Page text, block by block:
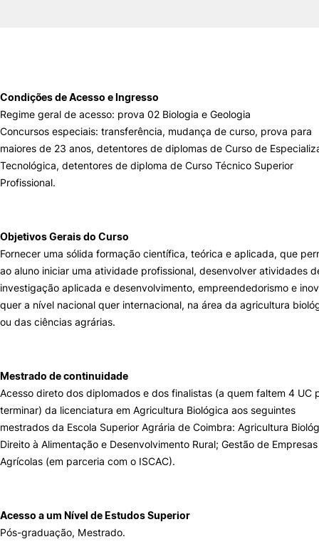
©2026 Instituto Politécnico de Coimbra. Todos os direitos reservados.
Condições de Acesso e Ingresso
Regime geral de acesso: prova 02 Biologia e Geologia
Concursos especiais: transferência, mudança de curso, prova para
maiores de 23 anos, detentores de diplomas de Curso de
Tecnológica, detentores de diploma de Curso Técnico Superior
Profissional.
Objetivos Gerais do Curso
Fornecer uma sólida formação científica, teórica e aplicada, que
ao aluno iniciar uma atividade profissional, desenvolver atividades
investigação aplicada e desenvolvimento, empreendedorismo e
quer a nível nacional quer internacional, na área da agricultura
ou das ciências agrárias.
Mestrado de continuidade
Acesso direto dos diplomados e dos finalistas (a quem faltem 4 UC
terminar) da licenciatura em Agricultura Biológica aos seguintes
mestrados da Escola Superior Agrária de Coimbra: Agricultura
Direito à Alimentação e Desenvolvimento Rural; Gestão de Empresas
Agrícolas (em parceria com o ISCAC).
Acesso a um Nível de Estudos Superior
Pós-graduação, Mestrado.